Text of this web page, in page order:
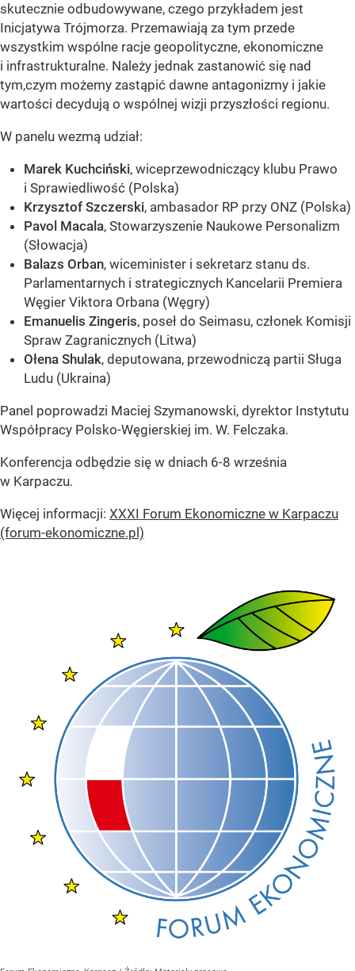
skutecznie odbudowywane, czego przykładem jest
Inicjatywa Trójmorza. Przemawiają za tym przede
wszystkim wspólne racje geopolityczne, ekonomiczne
i infrastrukturalne. Należy jednak zastanowić się nad
tym,czym możemy zastąpić dawne antagonizmy i jakie
wartości decydują o wspólnej wizji przyszłości regionu.
W panelu wezmą udział:
Marek Kuchciński, wiceprzewodniczący klubu Prawo
i Sprawiedliwość (Polska)
Krzysztof Szczerski, ambasador RP przy ONZ (Polska)
Pavol Macala, Stowarzyszenie Naukowe Personalizm
(Słowacja)
Balazs Orban, wiceminister i sekretarz stanu ds.
Parlamentarnych i strategicznych Kancelarii Premiera
Węgier Viktora Orbana (Węgry)
Emanuelis Zingeris, poseł do Seimasu, członek Komisji
Spraw Zagranicznych (Litwa)
Ołena Shulak, deputowana, przewodniczą partii Sługa
Ludu (Ukraina)
Panel poprowadzi Maciej Szymanowski, dyrektor Instytutu
Współpracy Polsko-Węgierskiej im. W. Felczaka.
Konferencja odbędzie się w dniach 6-8 września
w Karpaczu.
Więcej informacji: XXXI Forum Ekonomiczne w Karpaczu
(forum-ekonomiczne.pl)